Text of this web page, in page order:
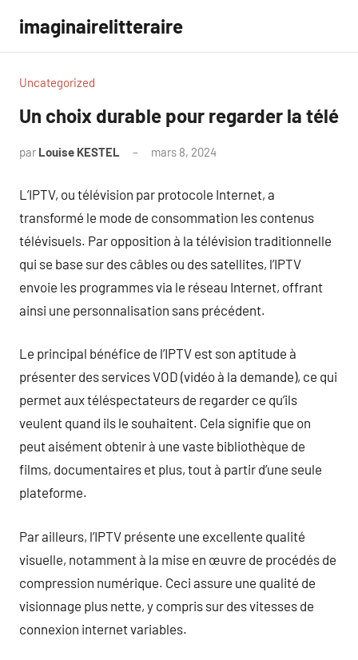
contenu
imaginairelitteraire
Uncategorized
Un choix durable pour regarder la télé
par Louise KESTEL mars 8, 2024
L’IPTV, ou télévision par protocole Internet, a
transformé le mode de consommation les contenus
télévisuels. Par opposition à la télévision traditionnelle
qui se base sur des câbles ou des satellites, l’IPTV
envoie les programmes via le réseau Internet, offrant
ainsi une personnalisation sans précédent.
Le principal bénéfice de l’IPTV est son aptitude à
présenter des services VOD (vidéo à la demande), ce qui
permet aux téléspectateurs de regarder ce qu’ils
veulent quand ils le souhaitent. Cela signifie que on
peut aisément obtenir à une vaste bibliothèque de
films, documentaires et plus, tout à partir d’une seule
plateforme.
Par ailleurs, l’IPTV présente une excellente qualité
visuelle, notamment à la mise en œuvre de procédés de
compression numérique. Ceci assure une qualité de
visionnage plus nette, y compris sur des vitesses de
connexion internet variables.